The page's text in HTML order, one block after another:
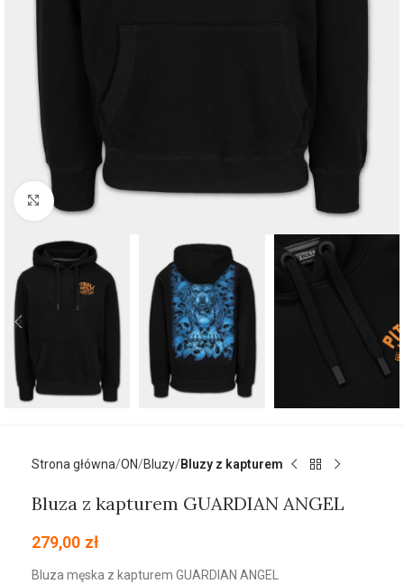
Kliknij aby powiększyć
Strona główna ON Bluzy Bluzy z kapturem
Bluza z kapturem GUARDIAN ANGEL
279,00 zł
Bluza męska z kapturem GUARDIAN ANGEL